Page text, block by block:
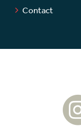
Contact